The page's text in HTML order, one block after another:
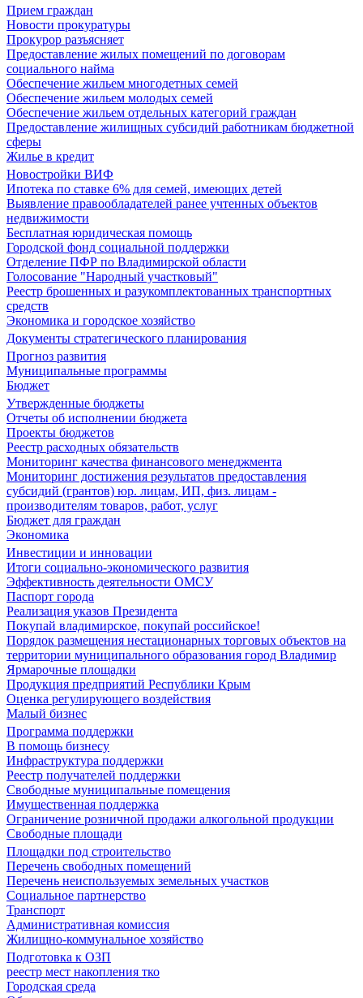
Прием граждан
Новости прокуратуры
Прокурор разъясняет
Предоставление жилых помещений по договорам
социального найма
Обеспечение жильем многодетных семей
Обеспечение жильем молодых семей
Обеспечение жильем отдельных категорий граждан
Предоставление жилищных субсидий работникам бюджетной
сферы
Жилье в кредит
Новостройки ВИФ
Ипотека по ставке 6% для семей, имеющих детей
Выявление правообладателей ранее учтенных объектов
недвижимости
Бесплатная юридическая помощь
Городской фонд социальной поддержки
Отделение ПФР по Владимирской области
Голосование "Народный участковый"
Реестр брошенных и разукомплектованных транспортных
средств
Экономика и городское хозяйство
Документы стратегического планирования
Прогноз развития
Муниципальные программы
Бюджет
Утвержденные бюджеты
Отчеты об исполнении бюджета
Проекты бюджетов
Реестр расходных обязательств
Мониторинг качества финансового менеджмента
Мониторинг достижения результатов предоставления
субсидий (грантов) юр. лицам, ИП, физ. лицам -
производителям товаров, работ, услуг
Бюджет для граждан
Экономика
Инвестиции и инновации
Итоги социально-экономического развития
Эффективность деятельности ОМСУ
Паспорт города
Реализация указов Президента
Покупай владимирское, покупай российское!
Порядок размещения нестационарных торговых объектов на
территории муниципального образования город Владимир
Ярмарочные площадки
Продукция предприятий Республики Крым
Оценка регулирующего воздействия
Малый бизнес
Программа поддержки
В помощь бизнесу
Инфраструктура поддержки
Реестр получателей поддержки
Свободные муниципальные помещения
Имущественная поддержка
Ограничение розничной продажи алкогольной продукции
Свободные площади
Площадки под строительство
Перечень свободных помещений
Перечень неиспользуемых земельных участков
Социальное партнерство
Транспорт
Административная комиссия
Жилищно-коммунальное хозяйство
Подготовка к ОЗП
реестр мест накопления тко
Городская среда